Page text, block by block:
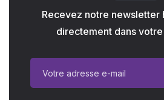
Recevez notre newsletter
directement dans